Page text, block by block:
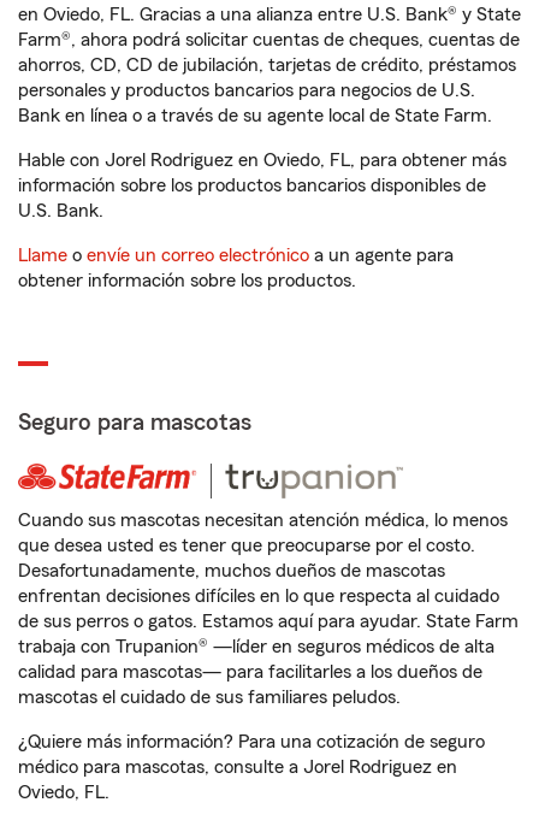
en Oviedo, FL. Gracias a una alianza entre U.S. Bank® y State
Farm®, ahora podrá solicitar cuentas de cheques, cuentas de
ahorros, CD, CD de jubilación, tarjetas de crédito, préstamos
personales y productos bancarios para negocios de U.S.
Bank en línea o a través de su agente local de State Farm.
Hable con Jorel Rodriguez en Oviedo, FL, para obtener más
información sobre los productos bancarios disponibles de
U.S. Bank.
Llame o envíe un correo electrónico a un agente para
obtener información sobre los productos.
Seguro para mascotas
Cuando sus mascotas necesitan atención médica, lo menos
que desea usted es tener que preocuparse por el costo.
Desafortunadamente, muchos dueños de mascotas
enfrentan decisiones difíciles en lo que respecta al cuidado
de sus perros o gatos. Estamos aquí para ayudar. State Farm
trabaja con Trupanion® —líder en seguros médicos de alta
calidad para mascotas— para facilitarles a los dueños de
mascotas el cuidado de sus familiares peludos.
¿Quiere más información? Para una cotización de seguro
médico para mascotas, consulte a Jorel Rodriguez en
Oviedo, FL.